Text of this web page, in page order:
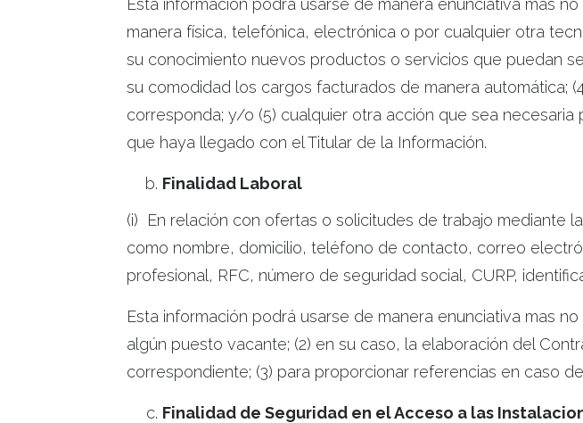
manera física, telefónica, electrónica o por cualquier otra
su conocimiento nuevos productos o servicios que puedan
su comodidad los cargos facturados de manera automática;
corresponda; y/o (5) cualquier otra acción que sea
que haya llegado con el Titular de la Información.
Finalidad Laboral
(i) En relación con ofertas o solicitudes de trabajo mediante
como nombre, domicilio, teléfono de contacto, correo
profesional, RFC, número de seguridad social, CURP,
Esta información podrá usarse de manera enunciativa mas
algún puesto vacante; (2) en su caso, la elaboración del
correspondiente; (3) para proporcionar referencias en caso
Finalidad de Seguridad en el Acceso a las